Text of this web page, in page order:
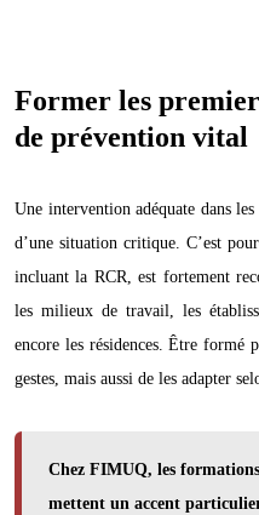
Former les
de prévention vital
Une intervention adéquate dans
d’une situation critique. C’est
incluant la RCR, est fortement
les milieux de travail, les
encore les résidences. Être formé
gestes, mais aussi de les adapter
Chez FIMUQ, les
mettent un accent